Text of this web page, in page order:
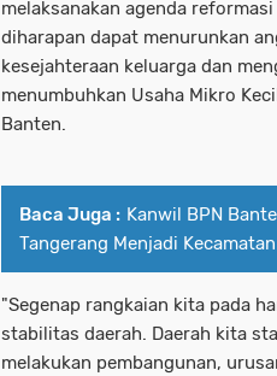
melaksanakan agenda
diharapan dapat menurunkan
kesejahteraan keluarga dan
menumbuhkan Usaha Mikro
Banten.
Baca Juga : Kanwil BPN
Tangerang Menjadi
"Segenap rangkaian kita pada
stabilitas daerah. Daerah kita
melakukan pembangunan,